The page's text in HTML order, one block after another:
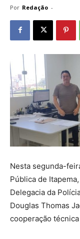
Por Redação -
Nesta segunda-
Pública de
Delegacia da
Douglas Thomas
cooperação